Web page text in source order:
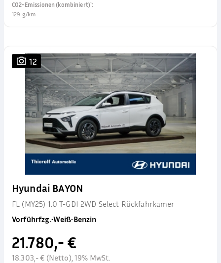
CO2-Emissionen (kombiniert)¹:
129 g/km
12
Hyundai BAYON
FL (MY25) 1.0 T-GDI 2WD Select Rückfahrkamer
Vorführfzg.•Weiß•Benzin
21.780,- €
18.303,- € (Netto), 19% MwSt.